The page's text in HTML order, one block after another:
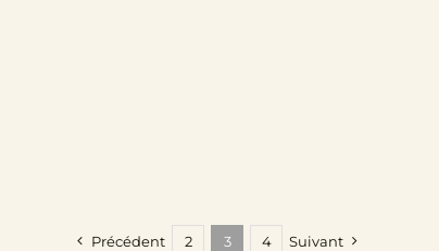
Précédent 2 3 4 Suivant